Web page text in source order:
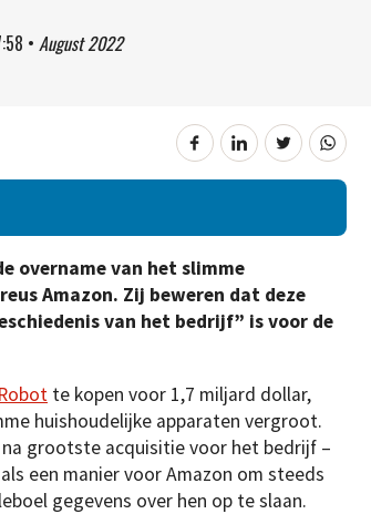
• August 2022
overname van het slimme
Amazon. Zij beweren dat deze
van het bedrijf” is voor de
te kopen voor 1,7 miljard dollar,
huishoudelijke apparaten vergroot.
grootste acquisitie voor het bedrijf –
een manier voor Amazon om steeds
gegevens over hen op te slaan.